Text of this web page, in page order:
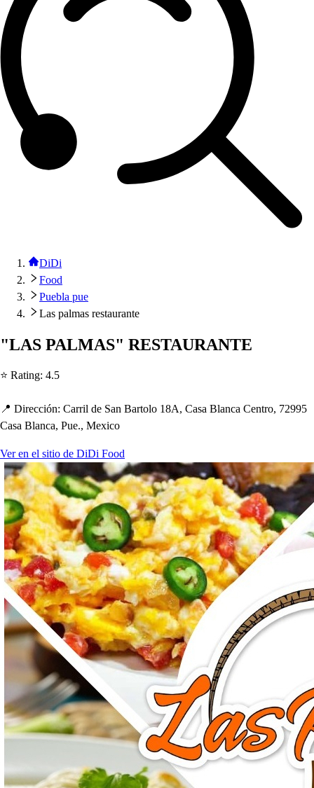
DiDi
Food
Puebla pue
Las palmas restaurante
"LAS PALMAS" RESTAURANTE
⭐ Rating: 4.5
📍 Dirección: Carril de San Bartolo 18A, Casa Blanca Centro, 72995
Casa Blanca, Pue., Mexico
Ver en el sitio de DiDi Food